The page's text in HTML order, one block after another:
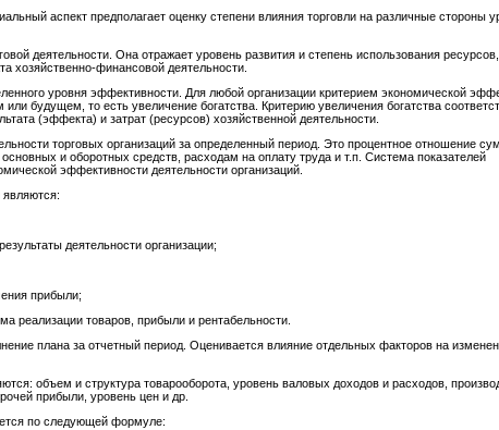
аспект предполагает оценку степени влияния торговли на различные стороны
деятельности. Она отражает уровень развития и степень использования
хозяйственно-финансовой деятельности.
уровня эффективности. Для любой организации критерием экономической
будущем, то есть увеличение богатства. Критерию увеличения богатства
(эффекта) и затрат (ресурсов) хозяйственной деятельности.
торговых организаций за определенный период. Это процентное отношение
и оборотных средств, расходам на оплату труда и т.п. Система показателей
эффективности деятельности организаций.
являются:
деятельности организации;
прибыли;
реализации товаров, прибыли и рентабельности.
плана за отчетный период. Оценивается влияние отдельных факторов на
объем и структура товарооборота, уровень валовых доходов и расходов,
прибыли, уровень цен и др.
по следующей формуле: